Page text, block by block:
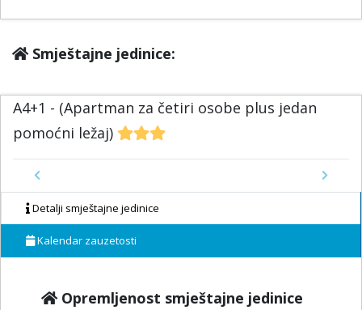
Smještajne jedinice:
A4+1 - (Apartman za četiri osobe plus jedan
pomoćni ležaj)
Previous
Next
Detalji smještajne jedinice
Kalendar zauzetosti
Opremljenost smještajne jedinice